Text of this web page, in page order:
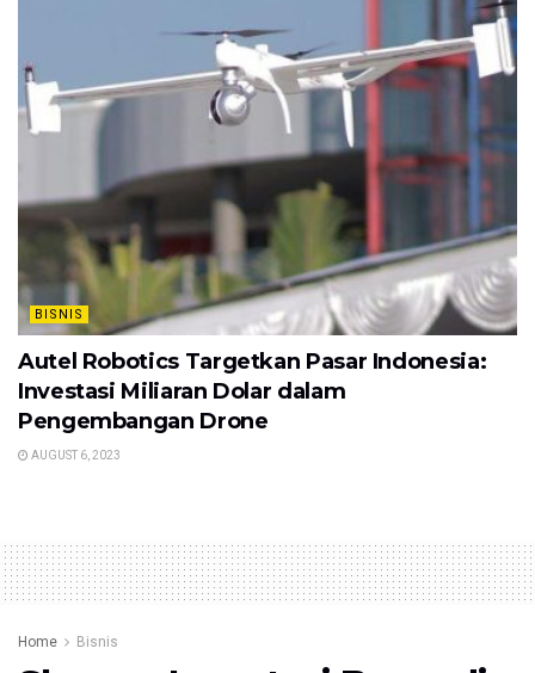
BISNIS
Autel Robotics Targetkan Pasar Indonesia:
Investasi Miliaran Dolar dalam
Pengembangan Drone
AUGUST 6, 2023
Home Bisnis